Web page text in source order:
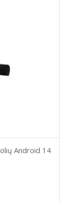
Android 14